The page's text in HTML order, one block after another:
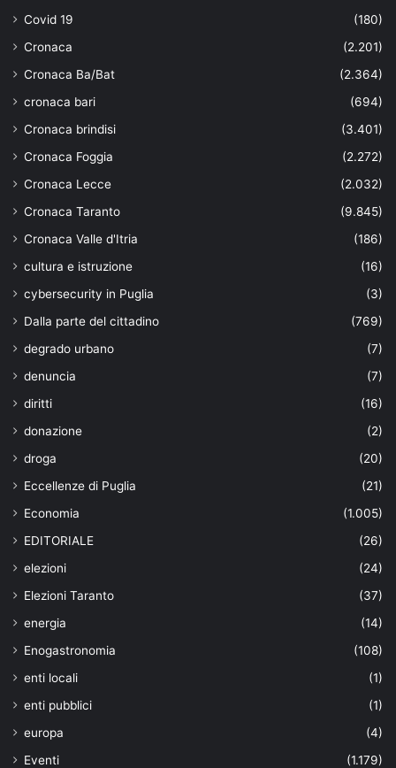
Covid 19
(180)
Cronaca
(2.201)
Cronaca Ba/Bat
(2.364)
cronaca bari
(694)
Cronaca brindisi
(3.401)
Cronaca Foggia
(2.272)
Cronaca Lecce
(2.032)
Cronaca Taranto
(9.845)
Cronaca Valle d'Itria
(186)
cultura e istruzione
(16)
cybersecurity in Puglia
(3)
Dalla parte del cittadino
(769)
degrado urbano
(7)
denuncia
(7)
diritti
(16)
donazione
(2)
droga
(20)
Eccellenze di Puglia
(21)
Economia
(1.005)
EDITORIALE
(26)
elezioni
(24)
Elezioni Taranto
(37)
energia
(14)
Enogastronomia
(108)
enti locali
(1)
enti pubblici
(1)
europa
(4)
Eventi
(1.179)